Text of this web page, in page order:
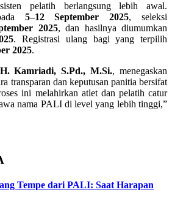
pelatih berlangsung lebih awal.
5–12 September 2025, seleksi
2025, dan hasilnya diumumkan
. Registrasi ulang bagi yang terpilih
2025.
H. Kamriadi, S.Pd., M.Si., menegaskan
transparan dan keputusan panitia bersifat
ini melahirkan atlet dan pelatih catur
nama PALI di level yang lebih tinggi,”
Tempe dari PALI: Saat Harapan